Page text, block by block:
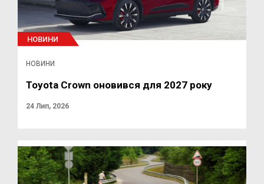
НОВИНИ
НОВИНИ
Toyota Crown оновився для 2027 року
24 Лип, 2026